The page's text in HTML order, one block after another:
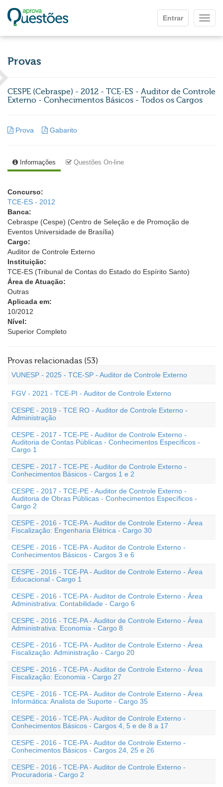
Entrar
Provas
CESPE (Cebraspe) - 2012 - TCE-ES - Auditor de Controle
Externo - Conhecimentos Básicos - Todos os Cargos
Prova Gabarito
Informações Questões On-line
Concurso:
TCE-ES - 2012
Banca:
Cebraspe (Cespe) (Centro de Seleção e de Promoção de
Eventos Universidade de Brasília)
Cargo:
Auditor de Controle Externo
Instituição:
TCE-ES (Tribunal de Contas do Estado do Espírito Santo)
Área de Atuação:
Outras
Aplicada em:
10/2012
Nível:
Superior Completo
Provas relacionadas (53)
VUNESP - 2025 - TCE-SP - Auditor de Controle Externo
FGV - 2021 - TCE-PI - Auditor de Controle Externo
CESPE - 2019 - TCE RO - Auditor de Controle Externo -
Administração
CESPE - 2017 - TCE-PE - Auditor de Controle Externo -
Auditoria de Contas Públicas - Conhecimentos Específicos -
Cargo 1
CESPE - 2017 - TCE-PE - Auditor de Controle Externo -
Conhecimentos Básicos - Cargos 1 e 2
CESPE - 2017 - TCE-PE - Auditor de Controle Externo -
Auditoria de Obras Públicas - Conhecimentos Específicos -
Cargo 2
CESPE - 2016 - TCE-PA - Auditor de Controle Externo - Área
Fiscalização: Engenharia Elétrica - Cargo 30
CESPE - 2016 - TCE-PA - Auditor de Controle Externo -
Conhecimentos Básicos - Cargos 3 e 6
CESPE - 2016 - TCE-PA - Auditor de Controle Externo - Área
Educacional - Cargo 1
CESPE - 2016 - TCE-PA - Auditor de Controle Externo - Área
Administrativa: Contabilidade - Cargo 6
CESPE - 2016 - TCE-PA - Auditor de Controle Externo - Área
Administrativa: Economia - Cargo 8
CESPE - 2016 - TCE-PA - Auditor de Controle Externo - Área
Fiscalização: Administração - Cargo 20
CESPE - 2016 - TCE-PA - Auditor de Controle Externo - Área
Fiscalização: Economia - Cargo 27
CESPE - 2016 - TCE-PA - Auditor de Controle Externo - Área
Informática: Analista de Suporte - Cargo 35
CESPE - 2016 - TCE-PA - Auditor de Controle Externo -
Conhecimentos Básicos - Cargos 4, 5 e de 8 a 17
CESPE - 2016 - TCE-PA - Auditor de Controle Externo -
Conhecimentos Básicos - Cargos 24, 25 e 26
CESPE - 2016 - TCE-PA - Auditor de Controle Externo -
Procuradoria - Cargo 2